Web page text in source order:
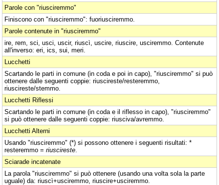
Parole con "riusciremmo"
Finiscono con "riusciremmo": fuoriusciremmo.
Parole contenute in "riusciremmo"
ire, rem, sci, usci, uscir, riuscì, uscire, riuscire, usciremmo. Contenute
all'inverso: eri, ics, sui, meri.
Lucchetti
Scartando le parti in comune (in coda e poi in capo), "riusciremmo" si può
ottenere dalle seguenti coppie: riuscireste/resteremmo,
riuscireste/stemmo.
Lucchetti Riflessi
Scartando le parti in comune (in coda e il riflesso in capo), "riusciremmo"
si può ottenere dalle seguenti coppie: riusciva/avremmo.
Lucchetti Alterni
Usando "riusciremmo" (*) si possono ottenere i seguenti risultati: *
resteremmo = riuscireste
Sciarade incatenate
La parola "riusciremmo" si può ottenere (usando una volta sola la parte
uguale) da: riuscì+usciremmo, riuscire+usciremmo.